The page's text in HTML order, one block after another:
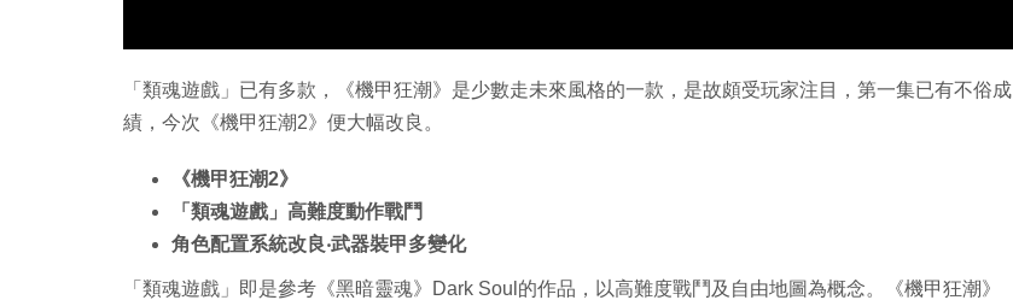
「類魂遊戲」已有多款，《機甲狂潮》是少數走未來風格的一款，是故頗受玩家注目，第一集已有不俗成
績，今次《機甲狂潮2》便大幅改良。
《機甲狂潮2》
「類魂遊戲」高難度動作戰鬥
角色配置系統改良‧武器裝甲多變化
「類魂遊戲」即是參考《黑暗靈魂》Dark Soul的作品，以高難度戰鬥及自由地圖為概念。《機甲狂潮》